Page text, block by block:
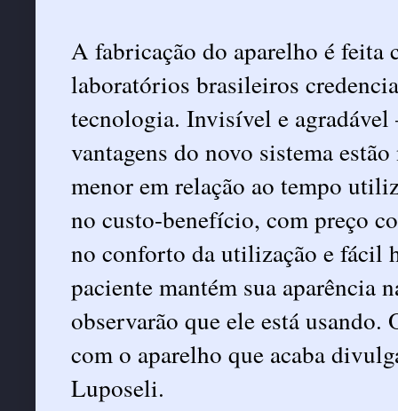
A fabricação do aparelho é
laboratórios brasileiros
tecnologia. Invisível e
vantagens do novo sistema
menor em relação ao tempo
no custo-benefício, com preço
no conforto da utilização e fácil
paciente mantém sua aparência
observarão que ele está
com o aparelho que acaba
Luposeli.